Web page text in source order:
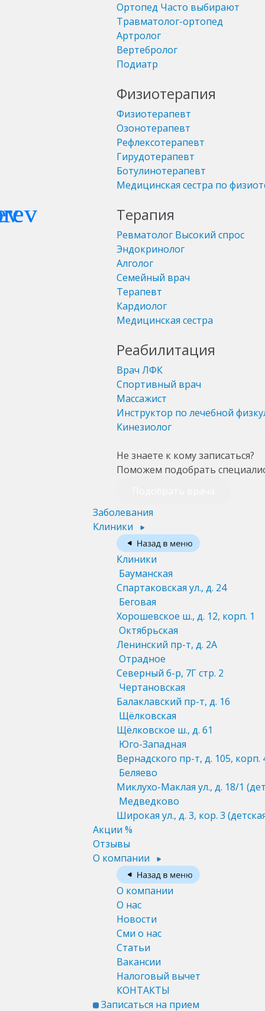
Ортопед Часто выбирают
Травматолог-ортопед
Артролог
Вертебролог
Подиатр
Физиотерапия
Физиотерапевт
Озонотерапевт
Рефлексотерапевт
Гирудотерапевт
Ботулинотерапевт
Медицинская сестра по
Терапия
Ревматолог Высокий спрос
Эндокринолог
Алголог
Семейный врач
Терапевт
Кардиолог
Медицинская сестра
Реабилитация
Врач ЛФК
Спортивный врач
Массажист
Инструктор по лечебной
Кинезиолог
Не знаете к кому записаться?
Поможем подобрать
Заболевания
Клиники
Клиники
Бауманская
Спартаковская ул., д. 24
Беговая
Хорошевское ш., д. 12, корп. 1
Октябрьская
Ленинский пр-т, д. 2А
Отрадное
Северный б-р, 7Г стр. 2
Чертановская
Балаклавский пр-т, д. 16
Щёлковская
Щёлковское ш., д. 61
Юго-Западная
Вернадского пр-т, д. 105, корп.
Беляево
Миклухо-Маклая ул., д. 18/1
Медведково
Широкая ул., д. 3, кор. 3
Акции %
Отзывы
О компании
О компании
О нас
Новости
Сми о нас
Статьи
Вакансии
Налоговый вычет
КОНТАКТЫ
Записаться на прием